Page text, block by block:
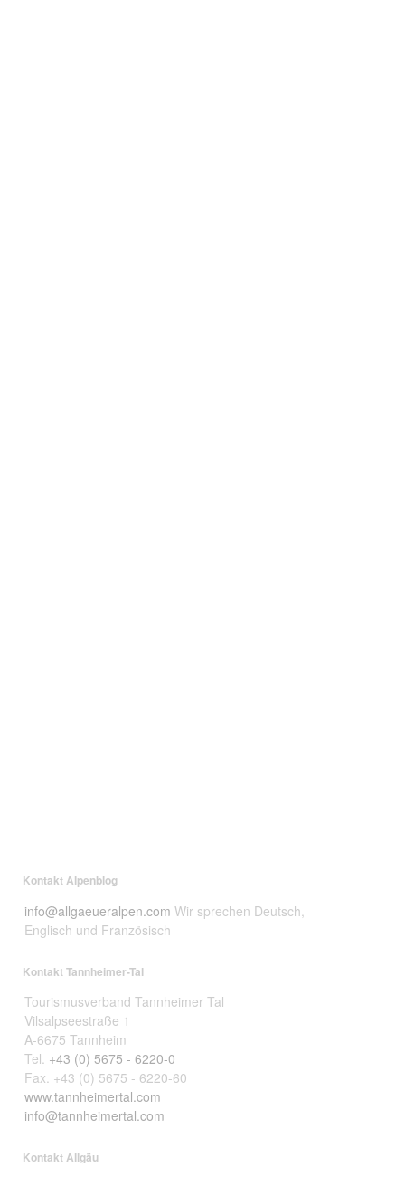
Kontakt Alpenblog
info@allgaeueralpen.com Wir sprechen Deutsch,
Englisch und Französisch
Kontakt Tannheimer-Tal
Tourismusverband Tannheimer Tal
Vilsalpseestraße 1
A-6675 Tannheim
Tel. +43 (0) 5675 - 6220-0
Fax. +43 (0) 5675 - 6220-60
www.tannheimertal.com
info@tannheimertal.com
Kontakt Allgäu